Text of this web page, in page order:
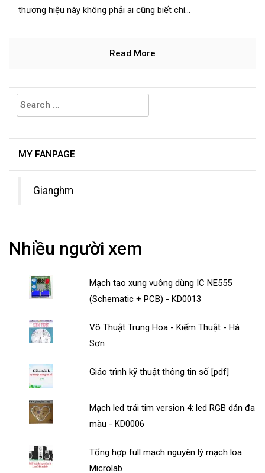
thương hiệu này không phải ai cũng biết chí...
Read More
Search
for:
MY FANPAGE
Gianghm
Nhiều người xem
Mạch tạo xung vuông dùng IC NE555
(Schematic + PCB) - KD0013
Võ Thuật Trung Hoa - Kiếm Thuật - Hà
Sơn
Giáo trình kỹ thuật thông tin số [pdf]
Mạch led trái tim version 4: led RGB dán đa
màu - KD0006
Tổng hợp full mạch nguyên lý mạch loa
Microlab